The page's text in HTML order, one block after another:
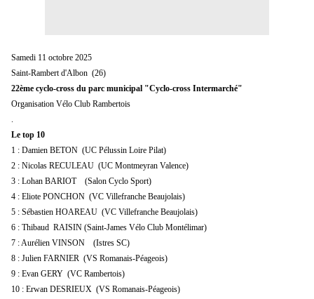
Samedi 11 octobre 2025
Saint-Rambert d'Albon (26)
22ème cyclo-cross du parc municipal "Cyclo-cross Intermarché"
Organisation Vélo Club Rambertois
.
Le top 10
1 : Damien BETON (UC Pélussin Loire Pilat)
2 : Nicolas RECULEAU (UC Montmeyran Valence)
3 : Lohan BARIOT (Salon Cyclo Sport)
4 : Eliote PONCHON (VC Villefranche Beaujolais)
5 : Sébastien HOAREAU (VC Villefranche Beaujolais)
6 : Thibaud RAISIN (Saint-James Vélo Club Montélimar)
7 : Aurélien VINSON (Istres SC)
8 : Julien FARNIER (VS Romanais-Péageois)
9 : Evan GERY (VC Rambertois)
10 : Erwan DESRIEUX (VS Romanais-Péageois)